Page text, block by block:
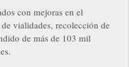
con mejoras en el
vialidades, recolección de
de más de 103 mil